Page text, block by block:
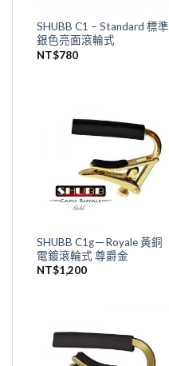
SHUBB C1 – Standard 標準
銀色亮面滾輪式
NT$780
SHUBB C1g－Royale 黃銅
電鍍滾輪式 尊爵金
NT$1,200